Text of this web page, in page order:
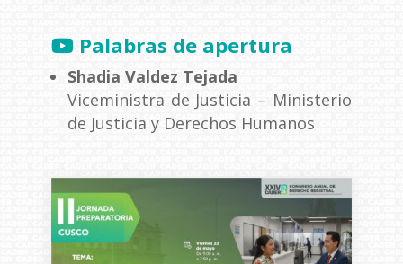
Palabras de apertura
Shadia Valdez Tejada
Viceministra de Justicia – Ministerio
de Justicia y Derechos Humanos